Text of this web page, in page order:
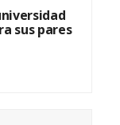
sus pares